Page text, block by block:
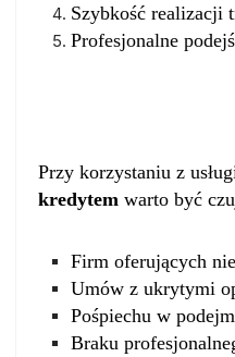
Szybkość realizacji
Profesjonalne
Przy korzystaniu z
kredytem warto być
Firm oferujących
Umów z ukrytymi
Pośpiechu w
Braku